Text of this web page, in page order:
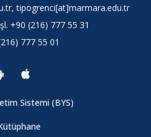
tipogrenci[at]marmara.edu.tr
+90 (216) 777 55 31
777 55 01
Sistemi (BYS)